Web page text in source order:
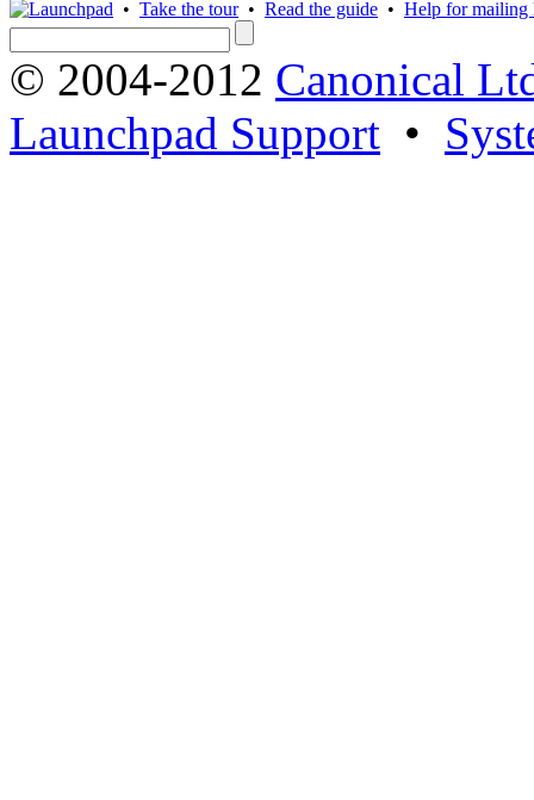
• Take the tour• Read the guide • Help for mailing
© 2004-2012 Canonical
Launchpad Support •